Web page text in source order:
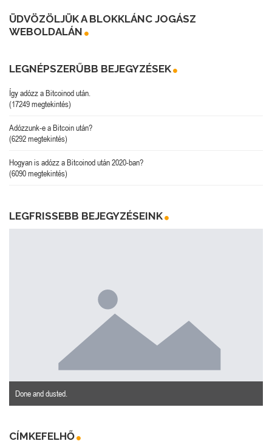
ÜDVÖZÖLJÜK A BLOKKLÁNC JOGÁSZ
WEBOLDALÁN
LEGNÉPSZERŰBB BEJEGYZÉSEK
Így adózz a Bitcoinod után.
(17249 megtekintés)
Adózzunk-e a Bitcoin után?
(6292 megtekintés)
Hogyan is adózz a Bitcoinod után 2020-ban?
(6090 megtekintés)
LEGFRISSEBB BEJEGYZÉSEINK
Done and dusted.
CÍMKEFELHŐ